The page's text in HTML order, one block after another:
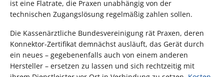
ist eine Flatrate, die Praxen unabhängig von der
technischen Zugangslösung regelmäßig zahlen sollen.
Die Kassenärztliche Bundesvereinigung rät Praxen, deren
Konnektor-Zertifikat demnächst ausläuft, das Gerät durch
ein neues – gegebenenfalls auch von einem anderen
Hersteller – ersetzen zu lassen und sich rechtzeitig mit